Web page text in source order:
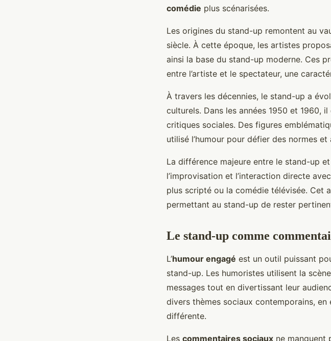
comédie plus scénarisées.
Les origines du stand-up remontent au
siècle. À cette époque, les artistes
ainsi la base du stand-up moderne. Ces
entre l’artiste et le spectateur, une
À travers les décennies, le stand-up a
culturels. Dans les années 1950 et 1960,
critiques sociales. Des figures
utilisé l’humour pour défier des normes
La différence majeure entre le stand-up
l’improvisation et l’interaction directe
plus scripté ou la comédie télévisée. Cet
permettant au stand-up de rester
Le stand-up comme
L’humour engagé est un outil puissant
stand-up. Les humoristes utilisent la
messages tout en divertissant leur
divers thèmes sociaux contemporains, en
différente.
Les commentaires sociaux ne manquent